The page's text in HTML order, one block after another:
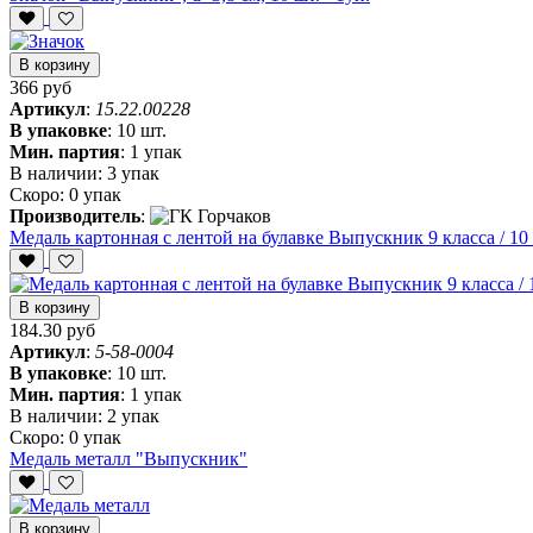
В корзину
366 руб
Артикул: 15.22.00228
В упаковке: 10 шт.
Мин. партия: 1 упак
В наличии: 3 упак
Скоро: 0 упак
Производитель:
Медаль картонная с лентой на булавке Выпускник 9 класса /
В корзину
184.30 руб
Артикул: 5-58-0004
В упаковке: 10 шт.
Мин. партия: 1 упак
В наличии: 2 упак
Скоро: 0 упак
Медаль металл "Выпускник"
В корзину